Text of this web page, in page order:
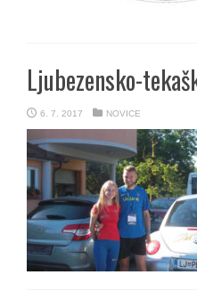
Ljubezensko-
6. 7. 2017 NOVICE